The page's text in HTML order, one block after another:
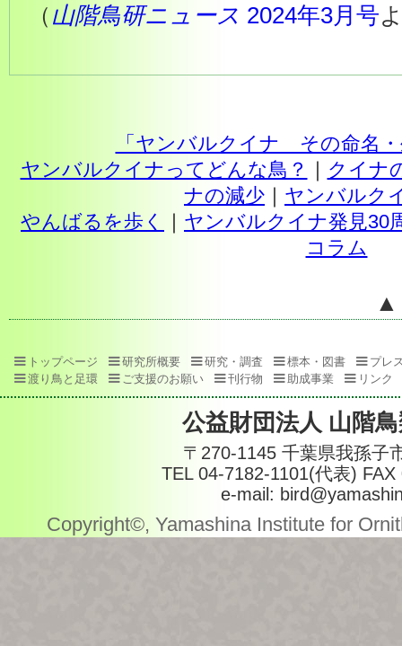
（ 山階鳥研ニュース 2024年3月号
「ヤンバルクイナ その命名
ヤンバルクイナってどんな鳥？
｜ クイナ
ナの減少 ｜ ヤンバルク
やんばるを歩く
｜ ヤンバルクイナ発見30
コラム
▲
トップページ 研究所概要 研究・調査 標本・図書
プレ
渡り鳥と足環
ご支援のお願い 刊行物 助成事業 リンク
公益財団法人 山階
〒270-1145 千葉県我孫子
TEL 04-7182-1101(代表)
e-mail:
Copyright©, Yamashina Institute for